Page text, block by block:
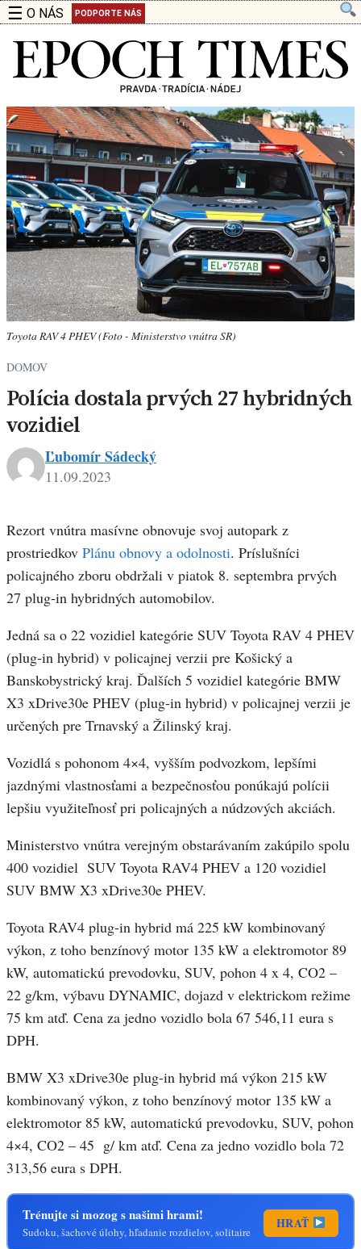
☰ O NÁS PODPORTE NÁS
Toyota RAV 4 PHEV (Foto - Ministerstvo vnútra SR)
DOMOV
Polícia dostala prvých 27 hybridných
vozidiel
Ľubomír Sádecký
11.09.2023
Rezort vnútra masívne obnovuje svoj autopark z
prostriedkov Plánu obnovy a odolnosti. Príslušníci
policajného zboru obdržali v piatok 8. septembra prvých
27 plug-in hybridných automobilov.
Jedná sa o 22 vozidiel kategórie SUV Toyota RAV 4 PHEV
(plug-in hybrid) v policajnej verzii pre Košický a
Banskobystrický kraj. Ďalších 5 vozidiel kategórie BMW
X3 xDrive30e PHEV (plug-in hybrid) v policajnej verzii je
určených pre Trnavský a Žilinský kraj.
Vozidlá s pohonom 4×4, vyšším podvozkom, lepšími
jazdnými vlastnosťami a bezpečnosťou ponúkajú polícii
lepšiu využiteľnosť pri policajných a núdzových akciách.
Ministerstvo vnútra verejným obstarávaním zakúpilo spolu
400 vozidiel SUV Toyota RAV4 PHEV a 120 vozidiel
SUV BMW X3 xDrive30e PHEV.
Toyota RAV4 plug-in hybrid má 225 kW kombinovaný
výkon, z toho benzínový motor 135 kW a elektromotor 89
kW, automatickú prevodovku, SUV, pohon 4 x 4, CO2 –
22 g/km, výbavu DYNAMIC, dojazd v elektrickom režime
75 km atď. Cena za jedno vozidlo bola 67 546,11 eura s
DPH.
BMW X3 xDrive30e plug-in hybrid má výkon 215 kW
kombinovaný výkon, z toho benzínový motor 135 kW a
elektromotor 85 kW, automatickú prevodovku, SUV, pohon
4×4, CO2 – 45 g/ km atď. Cena za jedno vozidlo bola 72
313,56 eura s DPH.
Trénujte si mozog s našimi hrami!
Sudoku, šachové úlohy, hľadanie rozdielov, solitaire
HRAŤ